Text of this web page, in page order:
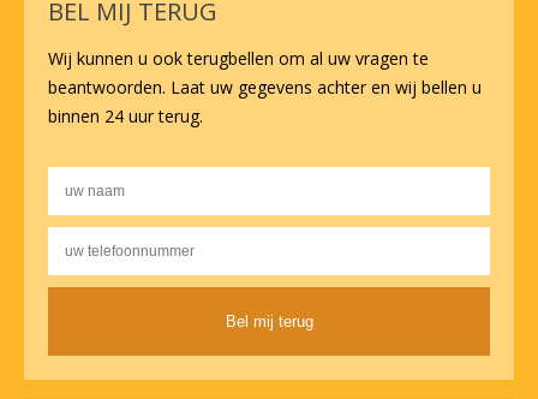
BEL MIJ TERUG
Wij kunnen u ook terugbellen om al uw vragen te
beantwoorden. Laat uw gegevens achter en wij bellen u
binnen 24 uur terug.